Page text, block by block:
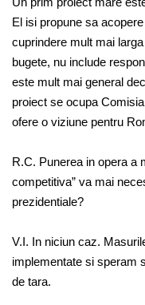
El isi propune sa
cuprindere mult mai
bugete, nu include
este mult mai general
proiect se ocupa
ofere o viziune pentru
R.C. Punerea in opera a
competitiva” va mai
prezidentiale?
V.I. In niciun caz.
implementate si speram
de tara.